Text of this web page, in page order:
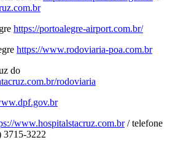
https://portoalegre-airport.com.br/
https://www.rodoviaria-poa.com.br
do
rodoviaria
www.hospitalstacruz.com.br/ telefone
3715-3222